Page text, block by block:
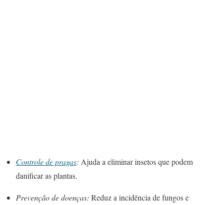
Controle de pragas: Ajuda a eliminar insetos que podem
danificar as plantas.
Prevenção de doenças: Reduz a incidência de fungos e